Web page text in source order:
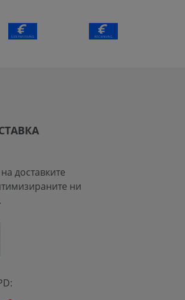
доставките
ни